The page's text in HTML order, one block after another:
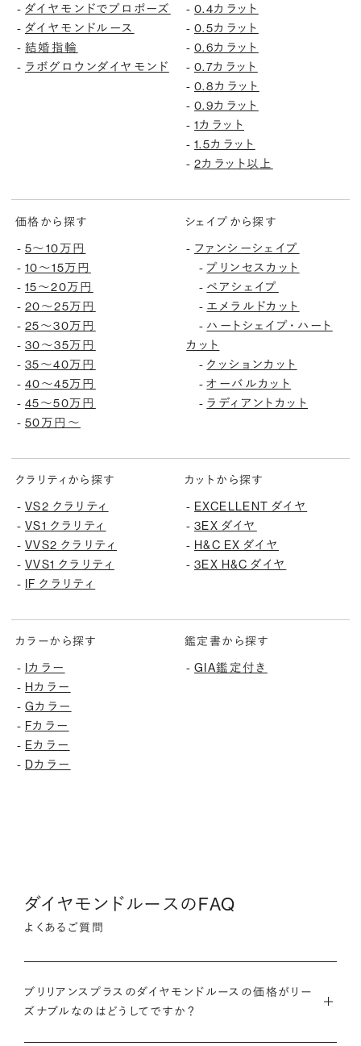
- ダイヤモンドでプロポーズ
- ダイヤモンドルース
- 結婚指輪
- ラボグロウンダイヤモンド
- 0.4カラット
- 0.5カラット
- 0.6カラット
- 0.7カラット
- 0.8カラット
- 0.9カラット
- 1カラット
- 1.5カラット
- 2カラット以上
価格から探す
- 5〜10万円
- 10〜15万円
- 15〜20万円
- 20〜25万円
- 25〜30万円
- 30〜35万円
- 35〜40万円
- 40〜45万円
- 45〜50万円
- 50万円〜
シェイプから探す
- ファンシーシェイプ
- プリンセスカット
- ペアシェイプ
- エメラルドカット
- ハートシェイプ・ハート
カット
- クッションカット
-オーバルカット
- ラディアントカット
クラリティから探す
- VS2 クラリティ
- VS1 クラリティ
- VVS2 クラリティ
- VVS1 クラリティ
- IF クラリティ
カットから探す
- EXCELLENT ダイヤ
- 3EX ダイヤ
- H&C EX ダイヤ
- 3EX H&C ダイヤ
カラーから探す
- Iカラー
- Hカラー
- Gカラー
- Fカラー
- Eカラー
- Dカラー
鑑定書から探す
- GIA鑑定付き
ダイヤモンドルースのFAQ
よくあるご質問
ブリリアンスプラスのダイヤモンドルースの価格がリー
ズナブルなのはどうしてですか？